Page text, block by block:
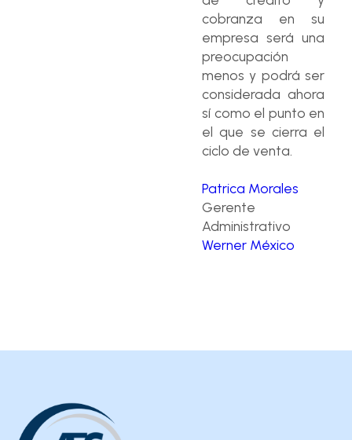
cobranza en su
empresa será una
preocupación
menos y podrá ser
considerada ahora
sí como el punto en
el que se cierra el
ciclo de venta.
Patrica Morales
Gerente
Administrativo
Werner México